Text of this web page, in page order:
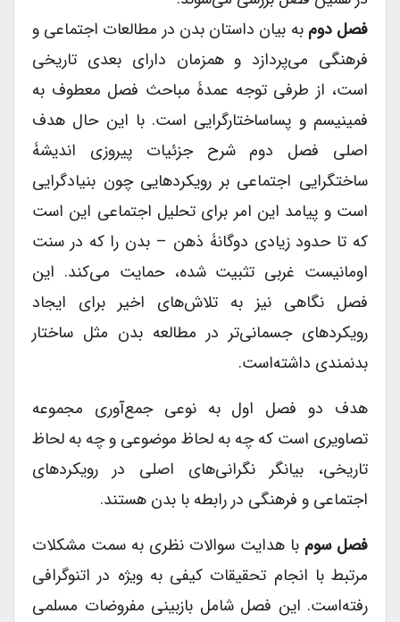
فصل دومبه بیان داستان بدن در مطالعات اجتماعی و
فرهنگی می‌پردازد و همزمان دارای بعدی تاریخی
است، از طرفی توجه عمدۀ مباحث فصل معطوف به
فمینیسم و پساساختارگرایی است. با این حال هدف
اصلی فصل دوم شرح جزئیات پیروزی اندیشۀ
ساختگرایی اجتماعی بر رویکردهایی چون بنیادگرایی
است و پیامد این امر برای تحلیل اجتماعی این است
که تا حدود زیادی دوگانۀ ذهن – بدن را که در سنت
اومانیست غربی تثبیت شده، حمایت می‌کند. این
فصل نگاهی نیز به تلاش‌های اخیر برای ایجاد
رویکردهای جسمانی‌تر در مطالعه بدن مثل ساختار
بدنمندی داشته‌است.
هدف دو فصل اول به نوعی جمع‌آوری مجموعه
تصاویری است که چه به لحاظ موضوعی و چه به لحاظ
تاریخی، بیانگر نگرانی‌های اصلی در رویکردهای
اجتماعی و فرهنگی در رابطه با بدن هستند.
فصل سومبا هدایت سوالات نظری به سمت مشکلات
مرتبط با انجام تحقیقات کیفی به‌ ویژه در اتنوگرافی
رفته‌است. این فصل شامل بازبینی مفروضات مسلمی